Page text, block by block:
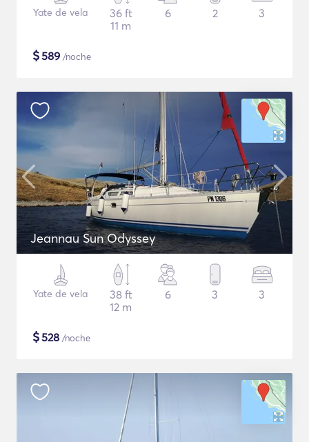
Yate de vela
36 ft
11 m
6 2 3
$589 /noche
Jeannau Sun Odyssey
Yate de vela
38 ft
12 m
6 3 3
$528 /noche